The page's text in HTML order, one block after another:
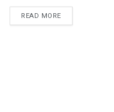
READ MORE